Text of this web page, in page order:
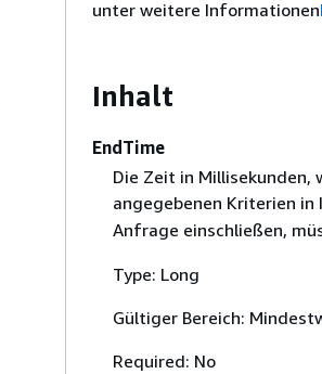
unter weitere Informationen
Inhalt
EndTime
Die Zeit in Millisekunden,
angegebenen Kriterien in
Anfrage einschließen,
Type: Long
Gültiger Bereich:
Required: No